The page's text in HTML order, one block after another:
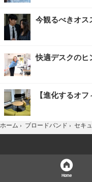
今観るべきオス
快適デスクの
【進化するオフ
ホーム › ブロードバンド › セキ
Home